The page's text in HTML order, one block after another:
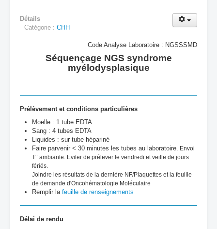
Détails
Catégorie : CHH
Code Analyse Laboratoire : NGSSSMD
Séquençage NGS syndrome
myélodysplasique
Prélèvement et conditions particulières
Moelle : 1 tube EDTA
Sang : 4 tubes EDTA
Liquides : sur tube hépariné
Faire parvenir < 30 minutes les tubes au laboratoire. Envoi
T° ambiante. Eviter de prélever le vendredi et veille de jours
fériés.
Joindre les résultats de la dernière NF/Plaquettes et la feuille
de demande d'Oncohématologie Moléculaire
Remplir la feuille de renseignements
Délai de rendu